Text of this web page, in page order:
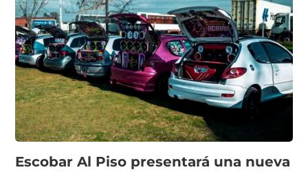
Escobar Al Piso presentará una nueva